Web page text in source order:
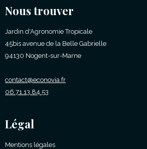
Nous trouver
Jardin d'Agronomie Tropicale
45bis avenue de la Belle Gabrielle
94130 Nogent-sur-Marne
contact@econovia.fr
06.71.13.84.53
Légal
Mentions légales